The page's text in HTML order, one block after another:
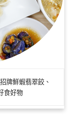
牌鮮蝦翡翠餃、
食好物